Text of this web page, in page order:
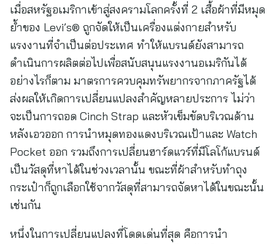
เมื่อสหรัฐอเมริกาเข้าสู่สงครามโลกครั้งที่ 2 เสื้อผ้าที่มีหมุด
ย้ำของ Levi’s® ถูกจัดให้เป็นเครื่องแต่งกายสำหรับ
แรงงานที่จำเป็นต่อประเทศ ทำให้แบรนด์ยังสามารถ
ดำเนินการผลิตต่อไปเพื่อสนับสนุนแรงงานอเมริกันได้
อย่างไรก็ตาม มาตรการควบคุมทรัพยากรจากภาครัฐได้
ส่งผลให้เกิดการเปลี่ยนแปลงสำคัญหลายประการ ไม่ว่า
จะเป็นการถอด Cinch Strap และหัวเข็มขัดบริเวณด้าน
หลังเอวออก การนำหมุดทองแดงบริเวณเป้าและ Watch
Pocket ออก รวมถึงการเปลี่ยนฮาร์ดแวร์ที่มีโลโก้แบรนด์
เป็นวัสดุที่หาได้ในช่วงเวลานั้น ขณะที่ผ้าสำหรับทำถุง
กระเป๋าก็ถูกเลือกใช้จากวัสดุที่สามารถจัดหาได้ในขณะนั้น
เช่นกัน
หนึ่งในการเปลี่ยนแปลงที่โดดเด่นที่สุด คือการนำ